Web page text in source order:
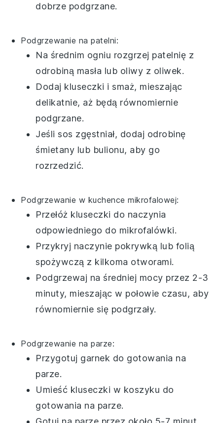
dobrze podgrzane.
Podgrzewanie na patelni:
Na średnim ogniu rozgrzej patelnię z
odrobiną masła lub oliwy z oliwek.
Dodaj kluseczki i smaż, mieszając
delikatnie, aż będą równomiernie
podgrzane.
Jeśli sos zgęstniał, dodaj odrobinę
śmietany lub bulionu, aby go
rozrzedzić.
Podgrzewanie w kuchence mikrofalowej:
Przełóż kluseczki do naczynia
odpowiedniego do mikrofalówki.
Przykryj naczynie pokrywką lub folią
spożywczą z kilkoma otworami.
Podgrzewaj na średniej mocy przez 2-3
minuty, mieszając w połowie czasu, aby
równomiernie się podgrzały.
Podgrzewanie na parze:
Przygotuj garnek do gotowania na
parze.
Umieść kluseczki w koszyku do
gotowania na parze.